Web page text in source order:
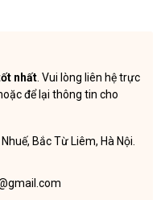
nhất . Vui lòng liên hệ trực
để lại thông tin cho
Bắc Từ Liêm, Hà Nội.